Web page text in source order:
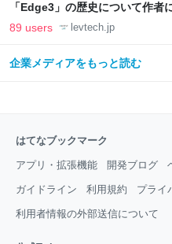
「Edge3」の歴史について作者
LAB
89 users levtech.jp
企業メディアをもっと読む
はてなブックマーク
アプリ・拡張機能 開発ブログ
ガイドライン 利用規約 プライ
利用者情報の外部送信について